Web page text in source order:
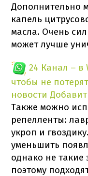
Дополнительно
капель
масла. Очень
может лучше
24 Канал – в
чтобы не
новости
Также можно
репелленты:
укроп и
уменьшить
однако не такие
поэтому